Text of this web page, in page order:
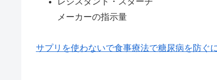
メーカーの指示量
サプリを使わないで食事療法で糖尿病を防ぐ